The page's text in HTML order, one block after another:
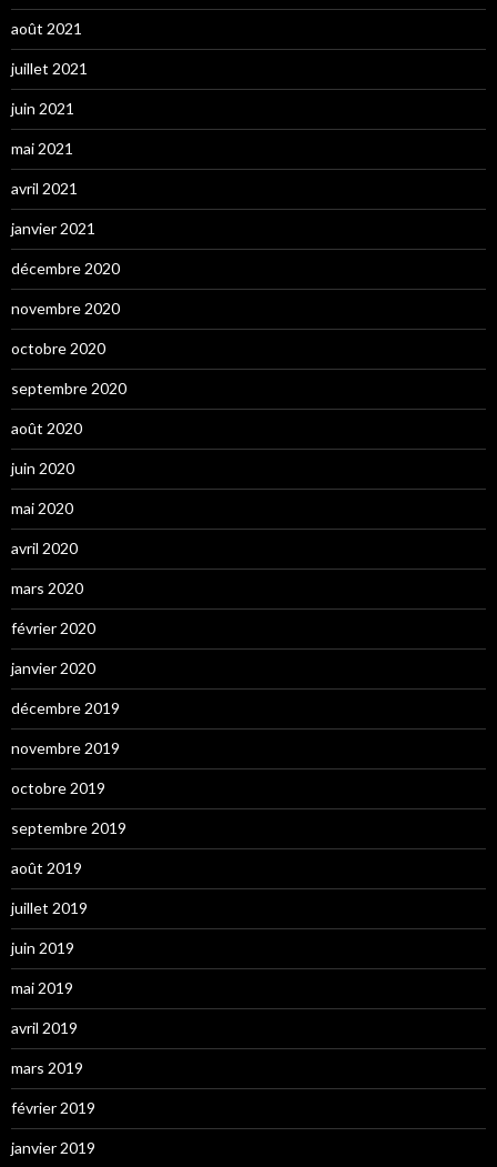
août 2021
juillet 2021
juin 2021
mai 2021
avril 2021
janvier 2021
décembre 2020
novembre 2020
octobre 2020
septembre 2020
août 2020
juin 2020
mai 2020
avril 2020
mars 2020
février 2020
janvier 2020
décembre 2019
novembre 2019
octobre 2019
septembre 2019
août 2019
juillet 2019
juin 2019
mai 2019
avril 2019
mars 2019
février 2019
janvier 2019